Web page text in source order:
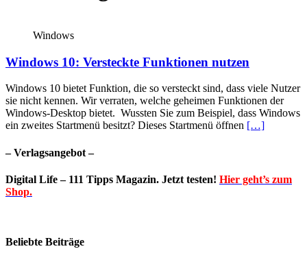
Windows
Windows 10: Versteckte Funktionen nutzen
Windows 10 bietet Funktion, die so versteckt sind, dass viele Nutzer
sie nicht kennen. Wir verraten, welche geheimen Funktionen der
Windows-Desktop bietet. Wussten Sie zum Beispiel, dass Windows
ein zweites Startmenü besitzt? Dieses Startmenü öffnen […]
– Verlagsangebot –
Digital Life – 111 Tipps Magazin. Jetzt testen! Hier geht’s zum
Shop.
Beliebte Beiträge